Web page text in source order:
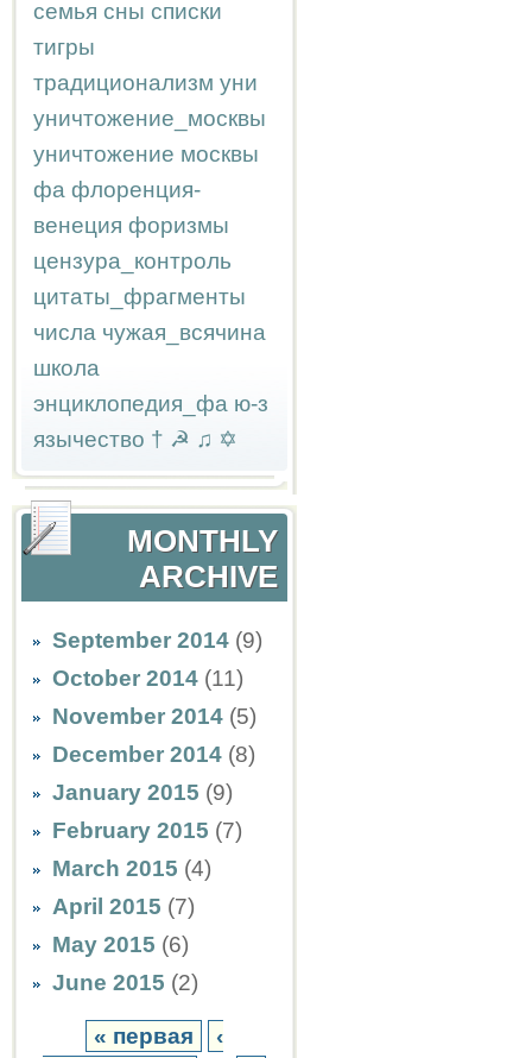
семья сны списки
тигры
традиционализм уни
уничтожение_москвы
уничтожение москвы
фа флоренция-
венеция форизмы
цензура_контроль
цитаты_фрагменты
числа чужая_всячина
школа
энциклопедия_фа ю-з
язычество † ☭ ♫ ✡
MONTHLY
ARCHIVE
September 2014 (9)
October 2014 (11)
November 2014 (5)
December 2014 (8)
January 2015 (9)
February 2015 (7)
March 2015 (4)
April 2015 (7)
May 2015 (6)
June 2015 (2)
« первая
‹